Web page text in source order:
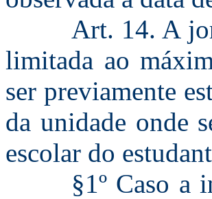
Art. 14. A
limitada ao
ser previamente
da unidade onde
escolar do
§1º Caso a